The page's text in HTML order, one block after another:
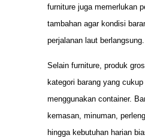
furniture juga memerlukan
tambahan agar kondisi
perjalanan laut berlangsung.
Selain furniture, produk
kategori barang yang
menggunakan container.
kemasan, minuman,
hingga kebutuhan harian